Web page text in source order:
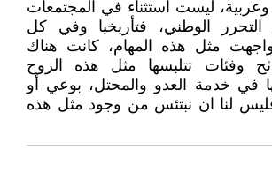
ليست استثناء في المجتمعات
التحرر الوطني، فتأريخيا وفي كل
واجهت مثل هذه المهام، كانت هناك
وفئات تتلبسها مثل هذه الروح
في خدمة العدو والمحتل، بوعي أو
لنا ان نبتئس من وجود مثل هذه